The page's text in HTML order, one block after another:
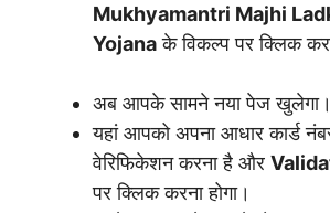
Mukhyamantri Majhi
Yojanaके विकल्प पर क्लिक
अब आपके सामने नया पेज खुलेगा।
यहां आपको अपना आधार कार्ड
वेरिफिकेशन करना है और
पर क्लिक करना होगा।